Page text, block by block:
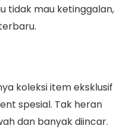
tidak mau ketinggalan,
koleksi item eksklusif
spesial. Tak heran
dan banyak diincar.